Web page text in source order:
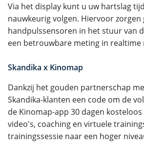
Via het display kunt u uw hartslag
nauwkeurig volgen. Hiervoor
handpulssensoren in het stuur van
een betrouwbare meting in realtime
Skandika x Kinomap
Dankzij het gouden partnerschap
Skandika-klanten een code om de
de Kinomap-app 30 dagen
video's, coaching en virtuele
trainingssessie naar een hoger